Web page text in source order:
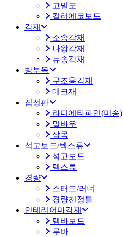
고밀도
컬러에코보드
각재
소송각재
나왕각재
뉴송각재
방부목
구조용각재
데크재
집성판
라디에타파인(미송)
멀바우
삼목
석고보드/텍스류
석고보드
텍스류
경량
스터드/러너
경량천정틀
인테리어마감재
템바보드
루바